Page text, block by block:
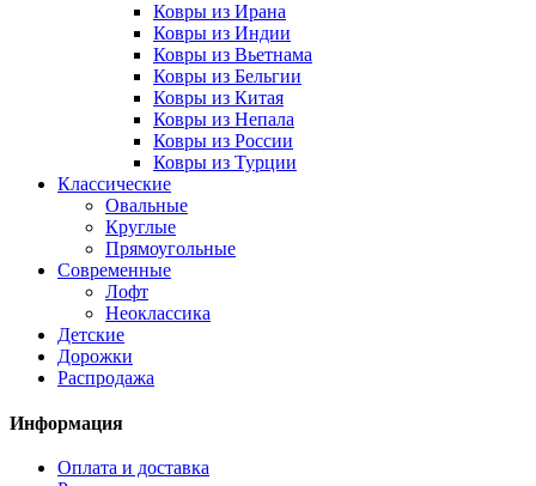
Ковры из Ирана
Ковры из Индии
Ковры из Вьетнама
Ковры из Бельгии
Ковры из Китая
Ковры из Непала
Ковры из России
Ковры из Турции
Классические
Овальные
Круглые
Прямоугольные
Современные
Лофт
Неоклассика
Детские
Дорожки
Распродажа
Информация
Оплата и доставка